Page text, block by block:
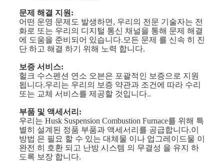
문제 해결 지원:
어떤 운영 문제도 발생하면, 우리의 전문 기술자는 전
화로 또는 우리의 디지털 통신 채널을 통해 문제 해결
에 도움을 준비되어 있습니다.모든 문제 를 신속 히 진
단 하고 해결 하기 위해 노력 합니다.
보증 서비스:
헐크 수스펜션 연소 오븐은 포괄적인 보증으로 지원
됩니다.우리는 우리의 보증 약관과 조건에 따라 수리
또는 교체 서비스를 제공할 것입니다..
부품 및 액세서리:
우리는 Husk Suspension Combustion Furnace를 위해 특
별히 설계된 정품 부품과 액세서리를 공급합니다.이
방법 은 필요 할 수 있는 대체물 이나 업그레이드물 이
완전 히 호환 되고 난방 시스템 의 무결성 을 유지 하
도록 보장 합니다.